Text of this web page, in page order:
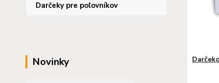
Darčeky pre poľovníkov
Novinky